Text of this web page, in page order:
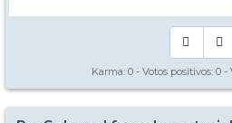
Karma: 0 - Votos positivos: 0 -